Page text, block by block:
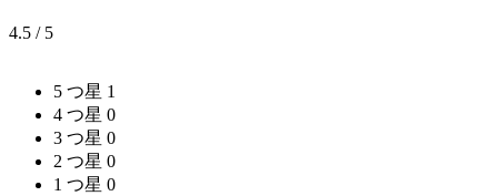
4.5 / 5
5 つ星 1
4 つ星 0
3 つ星 0
2 つ星 0
1 つ星 0